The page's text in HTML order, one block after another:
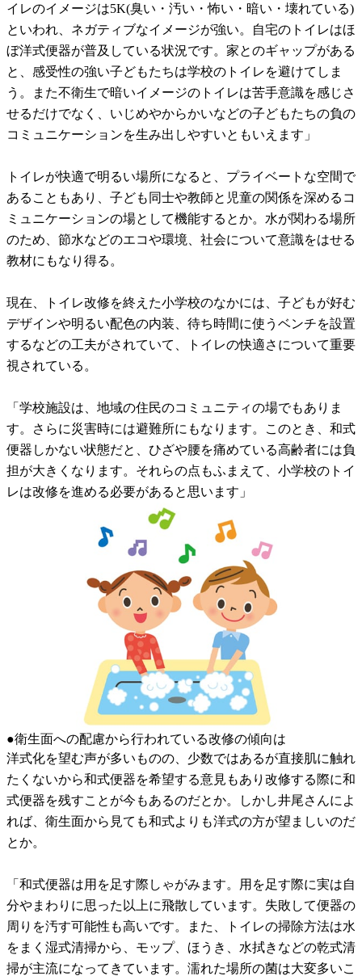
イレのイメージは5K(臭い・汚い・怖い・暗い・壊れている)
といわれ、ネガティブなイメージが強い。自宅のトイレはほ
ぼ洋式便器が普及している状況です。家とのギャップがある
と、感受性の強い子どもたちは学校のトイレを避けてしま
う。また不衛生で暗いイメージのトイレは苦手意識を感じさ
せるだけでなく、いじめやからかいなどの子どもたちの負の
コミュニケーションを生み出しやすいともいえます」
トイレが快適で明るい場所になると、プライベートな空間で
あることもあり、子ども同士や教師と児童の関係を深めるコ
ミュニケーションの場として機能するとか。水が関わる場所
のため、節水などのエコや環境、社会について意識をはせる
教材にもなり得る。
現在、トイレ改修を終えた小学校のなかには、子どもが好む
デザインや明るい配色の内装、待ち時間に使うベンチを設置
するなどの工夫がされていて、トイレの快適さについて重要
視されている。
「学校施設は、地域の住民のコミュニティの場でもありま
す。さらに災害時には避難所にもなります。このとき、和式
便器しかない状態だと、ひざや腰を痛めている高齢者には負
担が大きくなります。それらの点もふまえて、小学校のトイ
レは改修を進める必要があると思います」
●衛生面への配慮から行われている改修の傾向は
洋式化を望む声が多いものの、少数ではあるが直接肌に触れ
たくないから和式便器を希望する意見もあり改修する際に和
式便器を残すことが今もあるのだとか。しかし井尾さんによ
れば、衛生面から見ても和式よりも洋式の方が望ましいのだ
とか。
「和式便器は用を足す際しゃがみます。用を足す際に実は自
分やまわりに思った以上に飛散しています。失敗して便器の
周りを汚す可能性も高いです。また、トイレの掃除方法は水
をまく湿式清掃から、モップ、ほうき、水拭きなどの乾式清
掃が主流になってきています。濡れた場所の菌は大変多いこ